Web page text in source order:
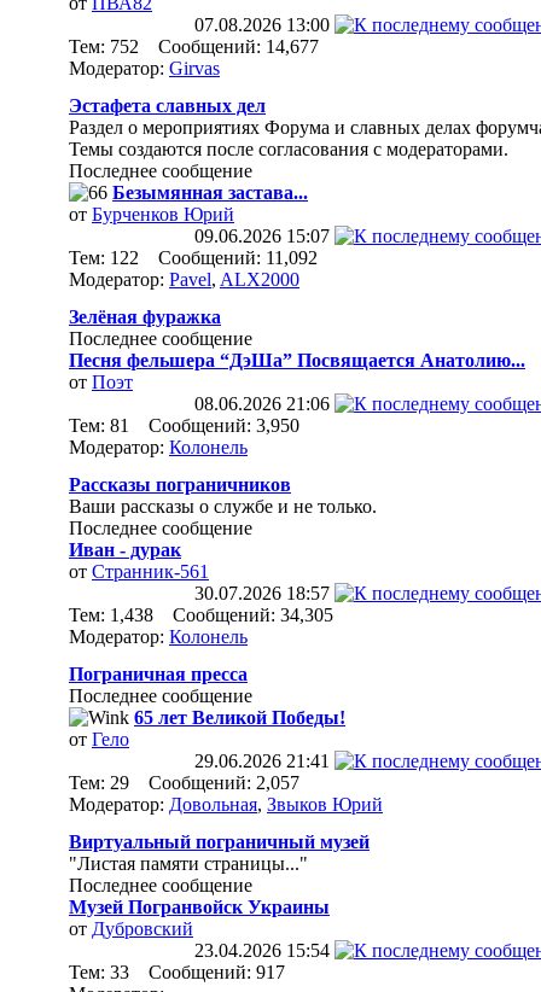
07.08.2026 13:00
Тем: 752 Сообщений: 14,677
Модератор: Girvas
Эстафета славных дел
Раздел о мероприятиях Форума и славных делах
Темы создаются после согласования с модераторами.
Последнее сообщение
Безымянная застава...
от Бурченков Юрий
09.06.2026 15:07
Тем: 122 Сообщений: 11,092
Модератор: Pavel, ALX2000
Зелёная фуражка
Последнее сообщение
Песня фельшера “ДэШа” Посвящается Анатолию...
от Поэт
08.06.2026 21:06
Тем: 81 Сообщений: 3,950
Модератор: Колонель
Рассказы пограничников
Ваши рассказы о службе и не только.
Последнее сообщение
Иван - дурак
от Странник-561
30.07.2026 18:57
Тем: 1,438 Сообщений: 34,305
Модератор: Колонель
Пограничная пресса
Последнее сообщение
65 лет Великой Победы!
от Гело
29.06.2026 21:41
Тем: 29 Сообщений: 2,057
Модератор: Довольная, Звыков Юрий
Виртуальный пограничный музей
"Листая памяти страницы..."
Последнее сообщение
Музей Погранвойск Украины
от Дубровский
23.04.2026 15:54
Тем: 33 Сообщений: 917